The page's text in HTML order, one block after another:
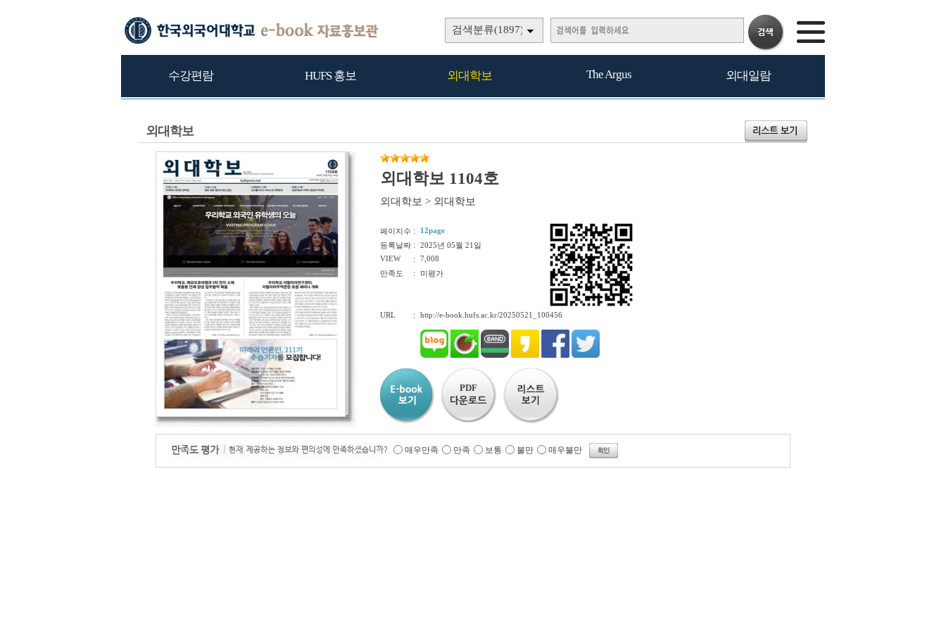
검색분류(1897)
수강편람 HUFS 홍보 외대학보 The Argus 외대일람
외대학보
외대학보 1104호
외대학보 > 외대학보
페이지수 :
12page
등록날짜 :
2025년 05월 21일
VIEW
:
7,008
만족도
: 미평가
URL : http://e-book.hufs.ac.kr/20250521_100456
PDF
매우만족 만족 보통 불만 매우불만